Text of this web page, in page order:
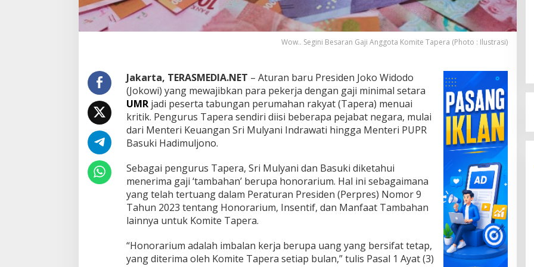
K
a
p
e
r
a
Wow.. Segini Besaran Gaji Anggota Komite Tapera (Photo : Ilustrasi)
Jakarta, TERASMEDIA.NET – Aturan baru Presiden Joko Widodo
(Jokowi) yang mewajibkan para pekerja dengan gaji minimal setara
UMRjadi peserta tabungan perumahan rakyat (Tapera) menuai
kritik. Pengurus Tapera sendiri diisi beberapa pejabat negara, mulai
dari Menteri Keuangan Sri Mulyani Indrawati hingga Menteri PUPR
Basuki Hadimuljono.
Sebagai pengurus Tapera, Sri Mulyani dan Basuki diketahui
menerima gaji ‘tambahan’ berupa honorarium. Hal ini sebagaimana
yang telah tertuang dalam Peraturan Presiden (Perpres) Nomor 9
Tahun 2023 tentang Honorarium, Insentif, dan Manfaat Tambahan
lainnya untuk Komite Tapera.
“Honorarium adalah imbalan kerja berupa uang yang bersifat tetap,
yang diterima oleh Komite Tapera setiap bulan,” tulis Pasal 1 Ayat (3)